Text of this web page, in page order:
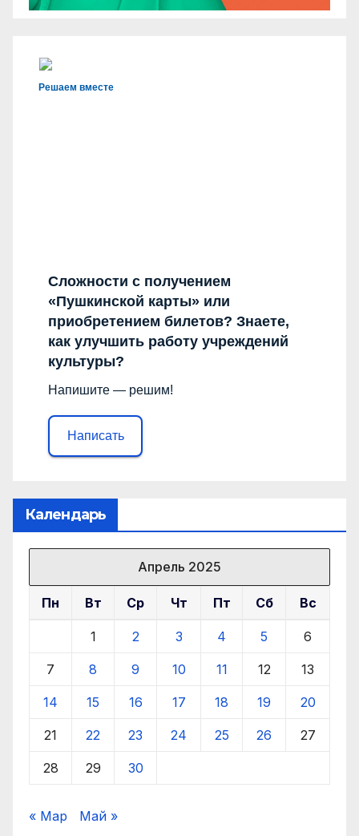
Решаем вместе
Сложности с получением
«Пушкинской карты» или
приобретением билетов? Знаете,
как улучшить работу учреждений
культуры?
Напишите — решим!
Написать
Календарь
Апрель 2025
Пн Вт Ср Чт Пт Сб Вс
1 2 3 4 5 6
7 8 9 10 11 12 13
14 15 16 17 18 19 20
21 22 23 24 25 26 27
28 29 30
« Мар Май »